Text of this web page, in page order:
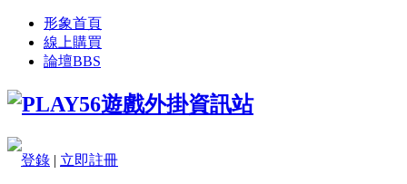
形象首頁
線上購買
論壇BBS
登錄 | 立即註冊